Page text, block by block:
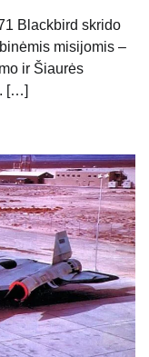
Blackbird skrido
misijomis –
ir Šiaurės
[…]